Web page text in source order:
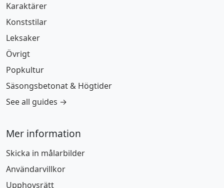
Karaktärer
Konststilar
Leksaker
Övrigt
Popkultur
Säsongsbetonat & Högtider
See all guides →
Mer information
Skicka in målarbilder
Användarvillkor
Upphovsrätt